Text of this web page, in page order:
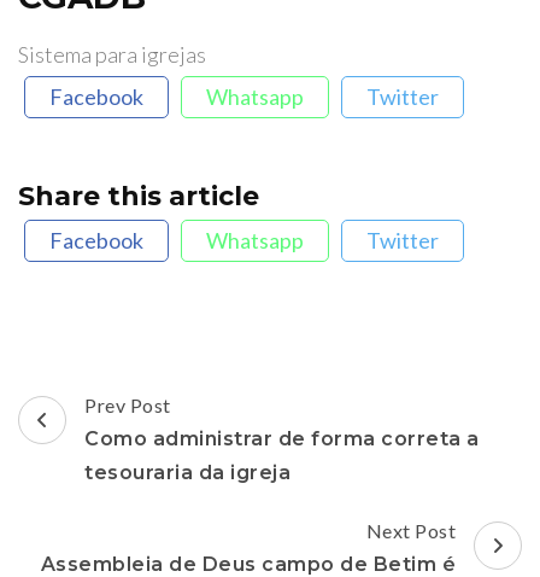
Sistema para igrejas
Facebook
Whatsapp Twitter
Share this article
Facebook Whatsapp Twitter
Post
Navigation
Prev Post
Como administrar de forma correta a
tesouraria da igreja
Next Post
Assembleia de Deus campo de Betim é